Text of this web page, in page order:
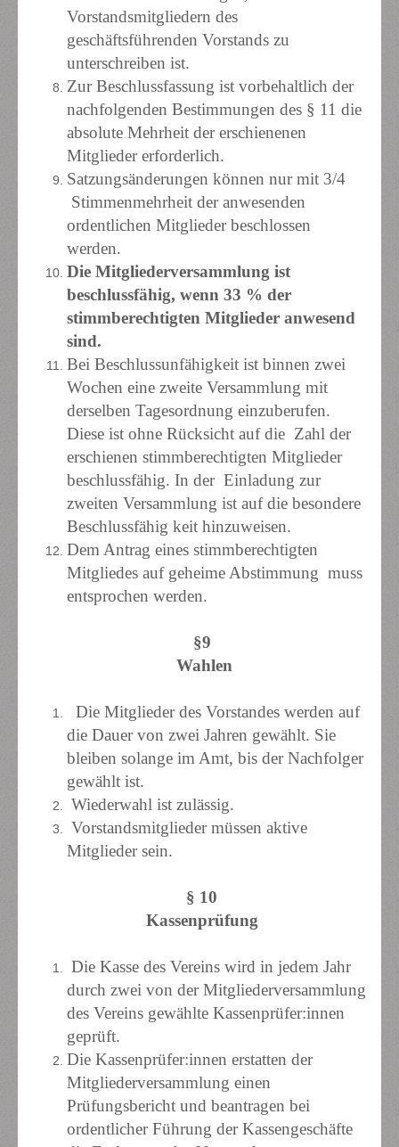
Vorstandsmitgliedern des
geschäftsführenden Vorstands zu
unterschreiben ist.
Zur Beschlussfassung ist vorbehaltlich der
nachfolgenden Bestimmungen des § 11 die
absolute Mehrheit der erschienenen
Mitglieder erforderlich.
Satzungsänderungen können nur mit 3/4
Stimmenmehrheit der anwesenden
ordentlichen Mitglieder beschlossen
werden.
Die Mitgliederversammlung ist
beschlussfähig, wenn 33 % der
stimmberechtigten Mitglieder anwesend
sind.
Bei Beschlussunfähigkeit ist binnen zwei
Wochen eine zweite Versammlung mit
derselben Tagesordnung einzuberufen.
Diese ist ohne Rücksicht auf die Zahl der
erschienen stimmberechtigten Mitglieder
beschlussfähig. In der Einladung zur
zweiten Versammlung ist auf die besondere
Beschlussfähig keit hinzuweisen.
Dem Antrag eines stimmberechtigten
Mitgliedes auf geheime Abstimmung muss
entsprochen werden.
§9
Wahlen
Die Mitglieder des Vorstandes werden auf
die Dauer von zwei Jahren gewählt. Sie
bleiben solange im Amt, bis der Nachfolger
gewählt ist.
Wiederwahl ist zulässig.
Vorstandsmitglieder müssen aktive
Mitglieder sein.
§ 10
Kassenprüfung
Die Kasse des Vereins wird in jedem Jahr
durch zwei von der Mitgliederversammlung
des Vereins gewählte Kassenprüfer:innen
geprüft.
Die Kassenprüfer:innen erstatten der
Mitgliederversammlung einen
Prüfungsbericht und beantragen bei
ordentlicher Führung der Kassengeschäfte